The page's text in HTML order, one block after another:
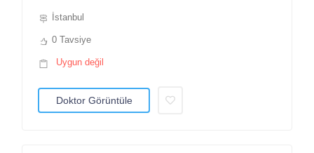
İstanbul
0 Tavsiye
Uygun değil
Doktor Görüntüle